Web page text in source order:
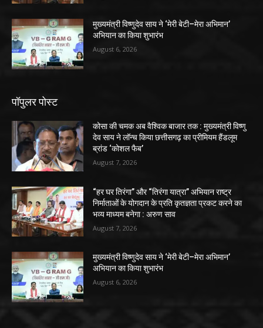
मुख्यमंत्री विष्णुदेव साय ने ‘मेरी बेटी–मेरा अभिमान’
अभियान का किया शुभारंभ
August 6, 2026
पॉपुलर पोस्ट
कोसा की चमक अब वैश्विक बाजार तक : मुख्यमंत्री विष्णु
देव साय ने लॉन्च किया छत्तीसगढ़ का प्रीमियम हैंडलूम
ब्रांड ‘कोशल फैब’
August 7, 2026
“हर घर तिरंगा” और “तिरंगा यात्रा” अभियान राष्ट्र
निर्माताओं के योगदान के प्रति कृतज्ञता प्रकट करने का
भव्य माध्यम बनेगा : अरुण साव
August 7, 2026
मुख्यमंत्री विष्णुदेव साय ने ‘मेरी बेटी–मेरा अभिमान’
अभियान का किया शुभारंभ
August 6, 2026